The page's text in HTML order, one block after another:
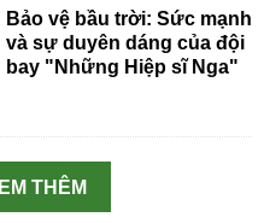
Bảo vệ bầu trời: Sức mạnh
và sự duyên dáng của đội
bay "Những Hiệp sĩ Nga"
THÊM